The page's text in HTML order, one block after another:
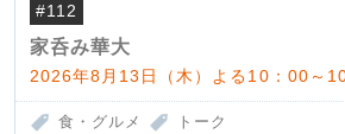
#112
家呑み華大
2026年8月13日（木）よる10：00～
食・グルメ トーク